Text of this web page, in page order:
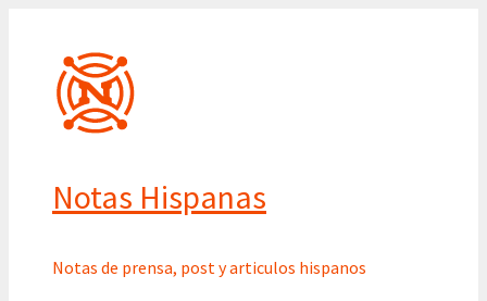
contenido
Notas Hispanas
Notas de prensa, post y articulos hispanos